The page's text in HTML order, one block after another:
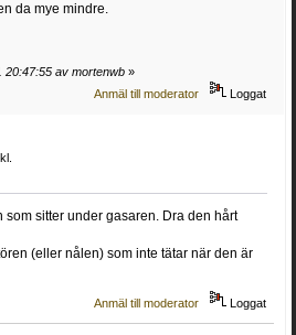
da mye mindre.
20:47:55 av mortenwb »
Anmäl till moderator
Loggat
som sitter under gasaren. Dra den hårt
(eller nålen) som inte tätar när den är
Anmäl till moderator Loggat